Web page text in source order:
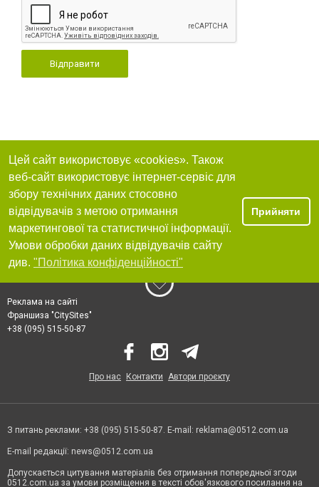
Відправити
Цей сайт використовує «cookies». Також
веб-сайт використовує інтернет-сервіс для
збору технічних даних стосовно
відвідувачів з метою отримання
маркетингової та статистичної інформації.
Умови обробки даних відвідувачів сайту
див. "Політика конфіденційності"
Прийняти
Реклама на сайті
Франшиза "CitySites"
+38 (095) 515-50-87
Про нас Контакти Автори проєкту
З питань реклами: +38 (095) 515-50-87. E-mail: reklama@0512.com.ua
E-mail редакції: news@0512.com.ua
Допускається цитування матеріалів без отримання попередньої згоди
0512.com.ua за умови розміщення в тексті обов'язкового посилання на